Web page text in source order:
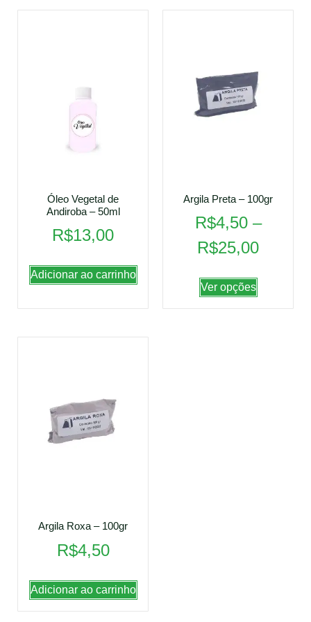
Óleo Vegetal de
Andiroba – 50ml
R$13,00
Adicionar ao carrinho
Argila Preta – 100gr
R$4,50 –
R$25,00
Ver opções
Argila Roxa – 100gr
R$4,50
Adicionar ao carrinho